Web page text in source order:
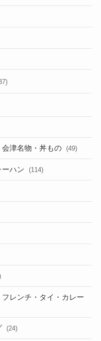
津名物・丼もの (49)
ハン (114)
レンチ・タイ・カレー
(24)